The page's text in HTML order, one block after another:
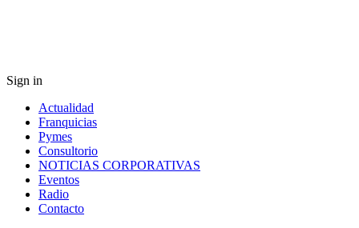
Sign in
Actualidad
Franquicias
Pymes
Consultorio
NOTICIAS CORPORATIVAS
Eventos
Radio
Contacto